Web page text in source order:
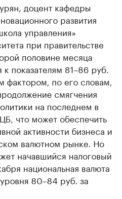
доцент кафедры
развития
управления»
при правительстве
половине месяца
показателям 81–86 руб.
фактором, по его словам,
смягчения
на последнем в
что может обеспечить
активности бизнеса и
валютном рынке. Но
начавшийся налоговый
национальная валюта
80–84 руб. за